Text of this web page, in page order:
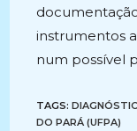
instrumentos
num possível
TAGS:
DO PARÁ (UFPA)